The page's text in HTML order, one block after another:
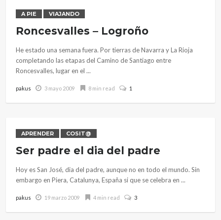
A PIE VIAJANDO
Roncesvalles – Logroño
He estado una semana fuera. Por tierras de Navarra y La Rioja
completando las etapas del Camino de Santiago entre
Roncesvalles, lugar en el ...
pakus 3 mayo 2009 8 min read 1
APRENDER COSIT@
Ser padre el dia del padre
Hoy es San José, dia del padre, aunque no en todo el mundo. Sin
embargo en Piera, Catalunya, España si que se celebra en ...
pakus 19 marzo 2009 4 min read 3